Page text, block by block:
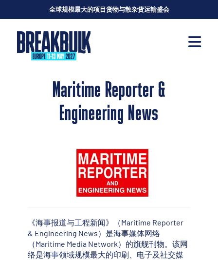
全球规模最大的项目货物与散杂货运输盛会
Maritime Reporter &
Engineering News
《海事报道与工程新闻》（Maritime Reporter
& Engineering News）是海事媒体网络
（Maritime Media Network）的旗舰刊物。该网
络是海事领域规模最大的印刷、电子及社交媒